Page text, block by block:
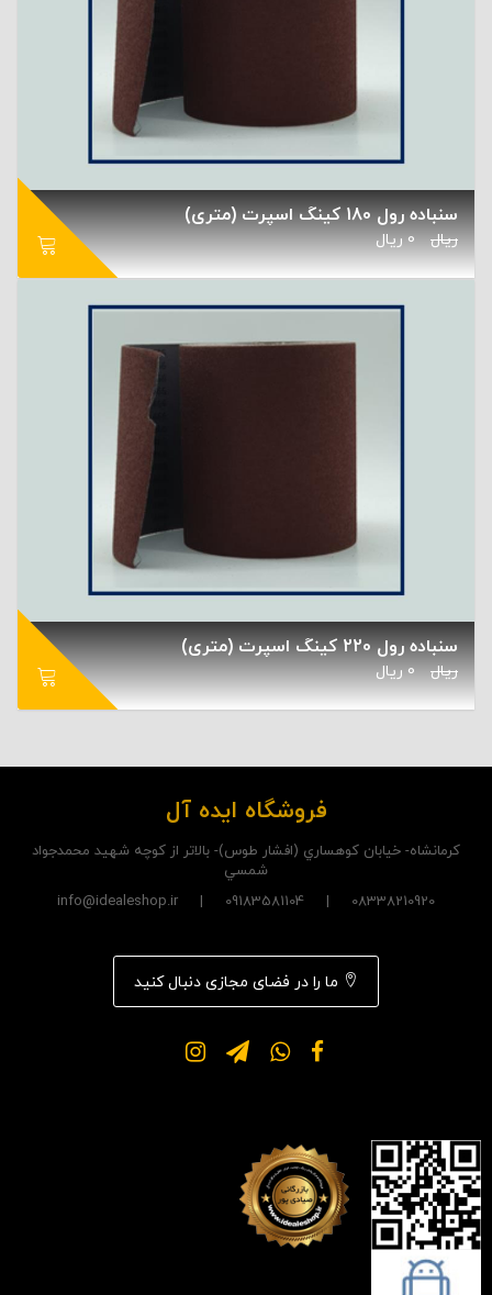
سنباده رول 180 کینگ اسپرت (متری)
ریال 0 ریال
سنباده رول 220 کینگ اسپرت (متری)
ریال 0 ریال
فروشگاه ایده آل
کرمانشاه- خيابان کوهساري (افشار طوس)- بالاتر از کوچه شهيد محمدجواد
شمسي
08338210920 | 09183581104 | info@idealeshop.ir
ما را در فضای مجازی دنبال کنید